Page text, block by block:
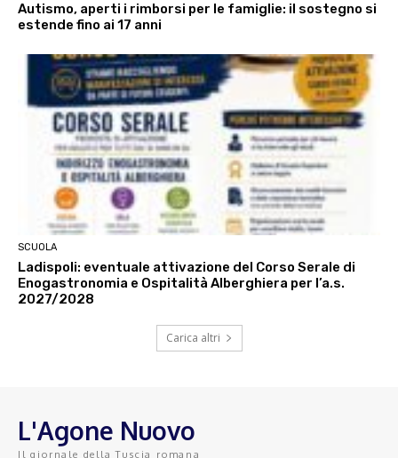
Autismo, aperti i rimborsi per le famiglie: il sostegno si
estende fino ai 17 anni
SCUOLA
Ladispoli: eventuale attivazione del Corso Serale di
Enogastronomia e Ospitalità Alberghiera per l’a.s.
2027/2028
Carica altri
L'Agone Nuovo
Il giornale della Tuscia romana